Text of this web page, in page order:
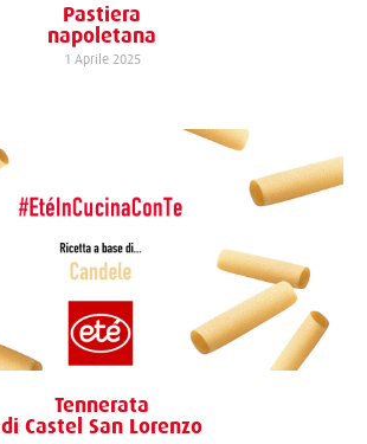
Pastiera
napoletana
1 Aprile 2025
Tennerata
di Castel San Lorenzo